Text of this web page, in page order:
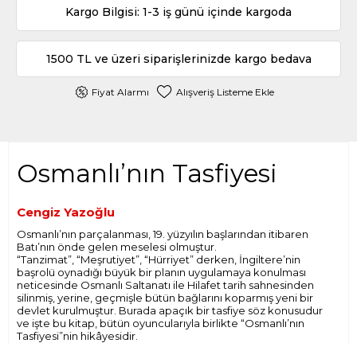
Kargo Bilgisi: 1-3 iş günü içinde kargoda
1500 TL ve üzeri siparişlerinizde kargo bedava
Fiyat Alarmı Alışveriş Listeme Ekle
Osmanlı’nın Tasfiyesi
Cengiz Yazoğlu
Osmanlı’nın parçalanması, 19. yüzyılın başlarından itibaren
Batı’nın önde gelen meselesi olmuştur.
“Tanzimat”, “Meşrutiyet”, “Hürriyet” derken, İngiltere’nin
başrolü oynadığı büyük bir planın uygulamaya konulması
neticesinde Osmanlı Saltanatı ile Hilafet tarih sahnesinden
silinmiş, yerine, geçmişle bütün bağlarını koparmış yeni bir
devlet kurulmuştur. Burada apaçık bir tasfiye söz konusudur
ve işte bu kitap, bütün oyuncularıyla birlikte “Osmanlı’nın
Tasfiyesi”nin hikâyesidir.